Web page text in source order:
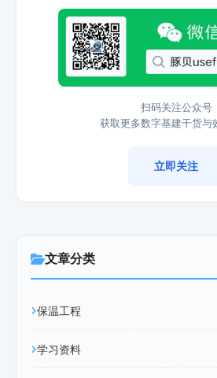
扫码关注公众号
获取更多数字基建干货与
立即关注
文章分类
保温工程
学习资料